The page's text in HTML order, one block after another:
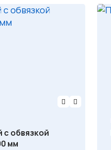
обвязкой
мм